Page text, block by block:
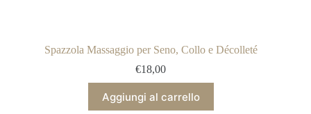
Spazzola Massaggio per Seno, Collo e Décolleté
€18,00
Aggiungi al carrello